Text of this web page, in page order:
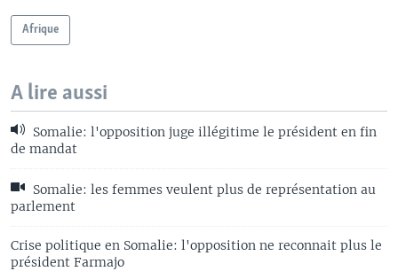
Afrique
A lire aussi
Somalie: l'opposition juge illégitime le président en fin
de mandat
Somalie: les femmes veulent plus de représentation au
parlement
Crise politique en Somalie: l'opposition ne reconnait plus le
président Farmajo